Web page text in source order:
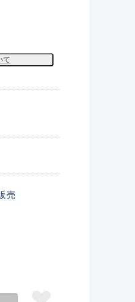
て
売